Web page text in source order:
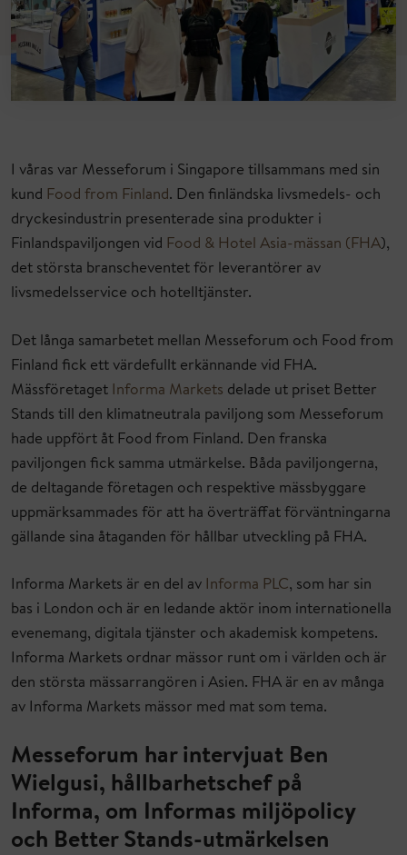
I våras var Messeforum i Singapore tillsammans med sin
kund Food from Finland. Den finländska livsmedels- och
dryckesindustrin presenterade sina produkter i
Finlandspaviljongen vid Food & Hotel Asia-mässan (FHA),
det största branscheventet för leverantörer av
livsmedelsservice och hotelltjänster.
Det långa samarbetet mellan Messeforum och Food from
Finland fick ett värdefullt erkännande vid FHA.
Mässföretaget Informa Markets delade ut priset Better
Stands till den klimatneutrala paviljong som Messeforum
hade uppfört åt Food from Finland. Den franska
paviljongen fick samma utmärkelse. Båda paviljongerna,
de deltagande företagen och respektive mässbyggare
uppmärksammades för att ha överträffat förväntningarna
gällande sina åtaganden för hållbar utveckling på FHA.
Informa Markets är en del av Informa PLC, som har sin
bas i London och är en ledande aktör inom internationella
evenemang, digitala tjänster och akademisk kompetens.
Informa Markets ordnar mässor runt om i världen och är
den största mässarrangören i Asien. FHA är en av många
av Informa Markets mässor med mat som tema.
Messeforum har intervjuat Ben
Wielgusi, hållbarhetschef på
Informa, om Informas miljöpolicy
och Better Stands-utmärkelsen